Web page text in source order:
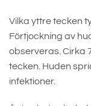
Vilka yttre tecken
Förtjockning av
observeras. Cirka
tecken. Huden
infektioner.